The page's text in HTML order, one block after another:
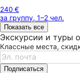
240 €
за группу, 1–2 чел.
Показать все
Экскурсии и туры
Классные места,
Подписаться